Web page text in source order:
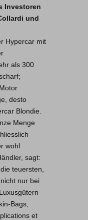
Investoren
und
Hypercar mit
als 300
desto
Blondie.
Menge
wohl
sagt:
teuersten,
nur bei
–
Bags,
et